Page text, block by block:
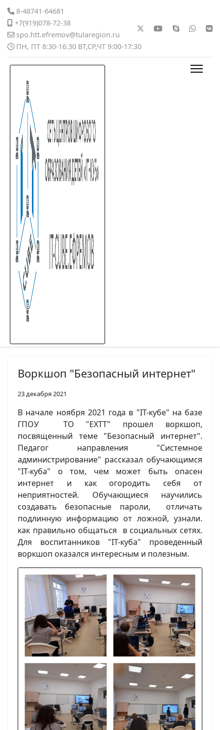
8-48741-64681
+7(919)078-72-38
spo.htt.efremov@tularegion.ru
ПН, ПТ 8:30-16:30 ВТ,СР,ЧТ 9:00-17:30
Воркшоп "Безопасный интернет"
23 декабря 2021
В начале ноября 2021 года в "IT-кубе" на базе
ГПОУ ТО "ЕХТТ" прошел воркшоп,
посвященный теме "Безопасный интернет".
Педагог направления "Системное
администрирование" рассказал обучающимся
"IT-куба" о том, чем может быть опасен
интернет и как огородить себя от
неприятностей. Обучающиеся научились
создавать безопасные пароли, отличать
подлинную информацию от ложной, узнали.
как правильно общаться в социальных сетях.
Для воспитанников "IT-куба" проведенный
воркшоп оказался интересным и полезным.